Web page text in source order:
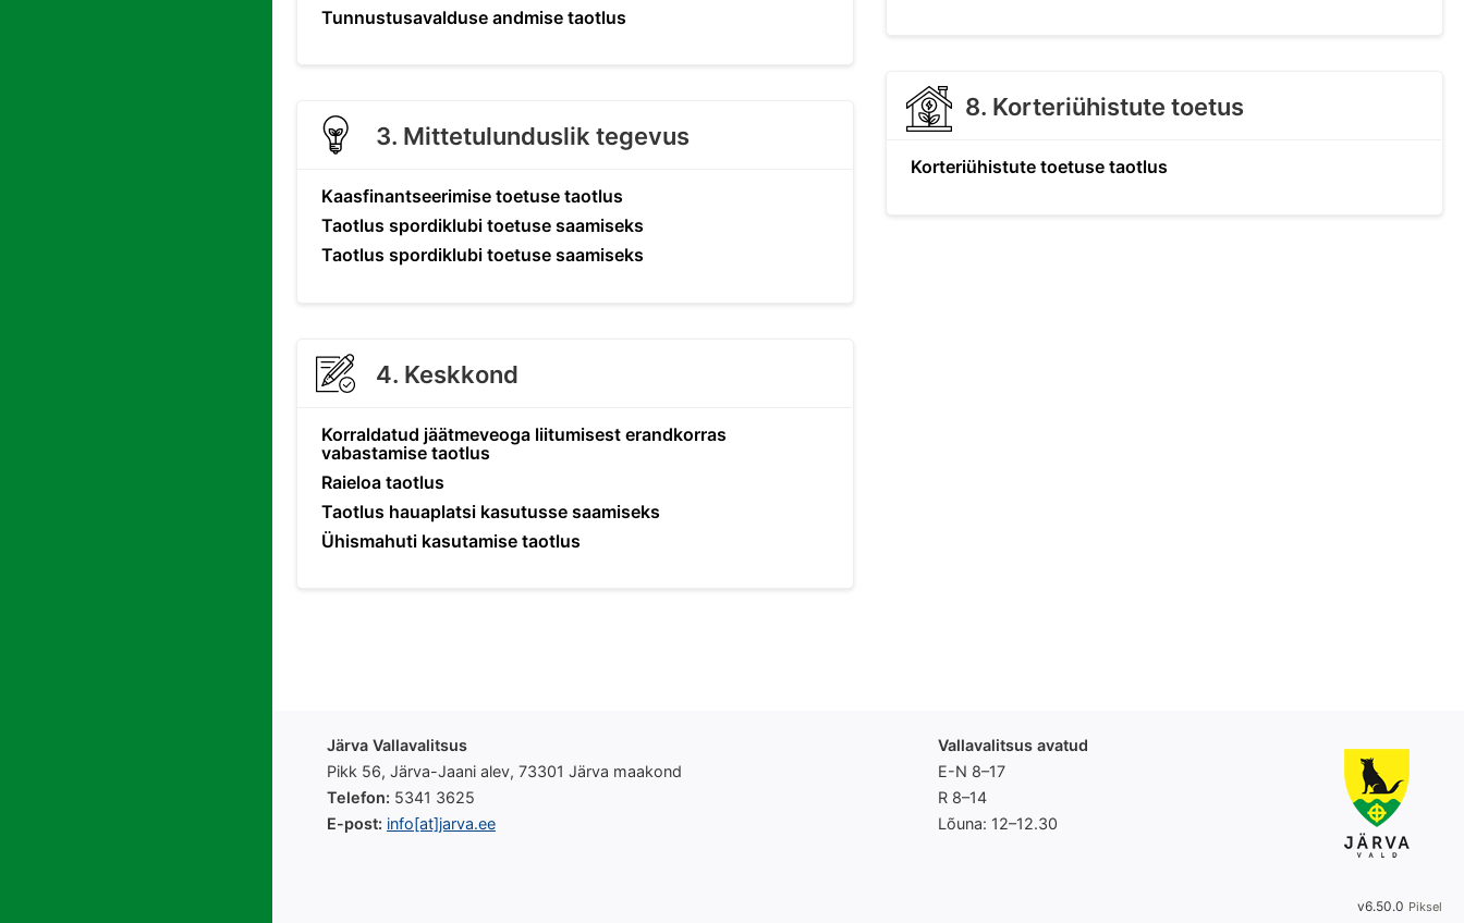
Tunnustusavalduse andmise taotlus
3. Mittetulunduslik tegevus
Kaasfinantseerimise toetuse taotlus
Taotlus spordiklubi toetuse saamiseks
Taotlus spordiklubi toetuse saamiseks
4. Keskkond
Korraldatud jäätmeveoga liitumisest erandkorras
vabastamise taotlus
Raieloa taotlus
Taotlus hauaplatsi kasutusse saamiseks
Ühismahuti kasutamise taotlus
8. Korteriühistute toetus
Korteriühistute toetuse taotlus
Järva Vallavalitsus
Pikk 56, Järva-Jaani alev, 73301 Järva maakond
Telefon: 5341 3625
E-post: info[at]jarva.ee
Vallavalitsus avatud
E-N 8–17
R 8–14
Lõuna: 12–12.30
v6.50.0 Piksel